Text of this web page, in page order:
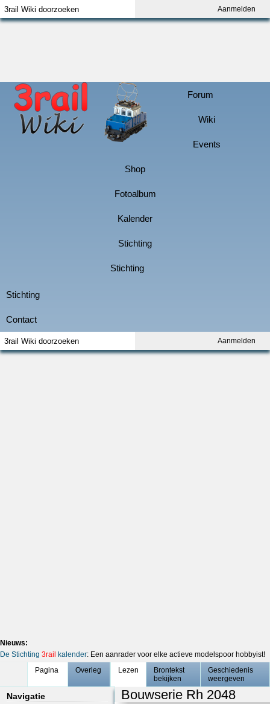
Aanmelden
Aanmelden
Nieuws:
De Stichting 3rail kalender: Een aanrader voor elke actieve modelspoor hobbyist!
Pagina
Overleg Lezen
Brontekst
bekijken
Geschiedenis
weergeven
Navigatie Bouwserie Rh 2048